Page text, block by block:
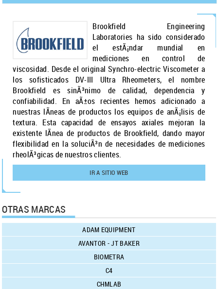
Brookfield Engineering
Laboratories ha sido considerado
el estÃ¡ndar mundial en
mediciones en control de
viscosidad. Desde el original Synchro-electric Viscometer a
los sofisticados DV-III Ultra Rheometers, el nombre
Brookfield es sinÃ³nimo de calidad, dependencia y
confiabilidad. En aÃ±os recientes hemos adicionado a
nuestras lÃ­neas de productos los equipos de anÃ¡lisis de
textura. Esta capacidad de ensayos axiales mejoran la
existente lÃ­nea de productos de Brookfield, dando mayor
flexibilidad en la soluciÃ³n de necesidades de mediciones
rheolÃ³gicas de nuestros clientes.
IR A SITIO WEB
OTRAS MARCAS
ADAM EQUIPMENT
AVANTOR - JT BAKER
BIOMETRA
C4
CHMLAB